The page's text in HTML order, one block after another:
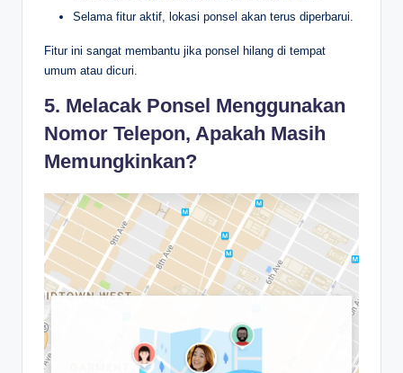
Selama fitur aktif, lokasi ponsel akan terus diperbarui.
Fitur ini sangat membantu jika ponsel hilang di tempat
umum atau dicuri.
5. Melacak Ponsel Menggunakan
Nomor Telepon, Apakah Masih
Memungkinkan?